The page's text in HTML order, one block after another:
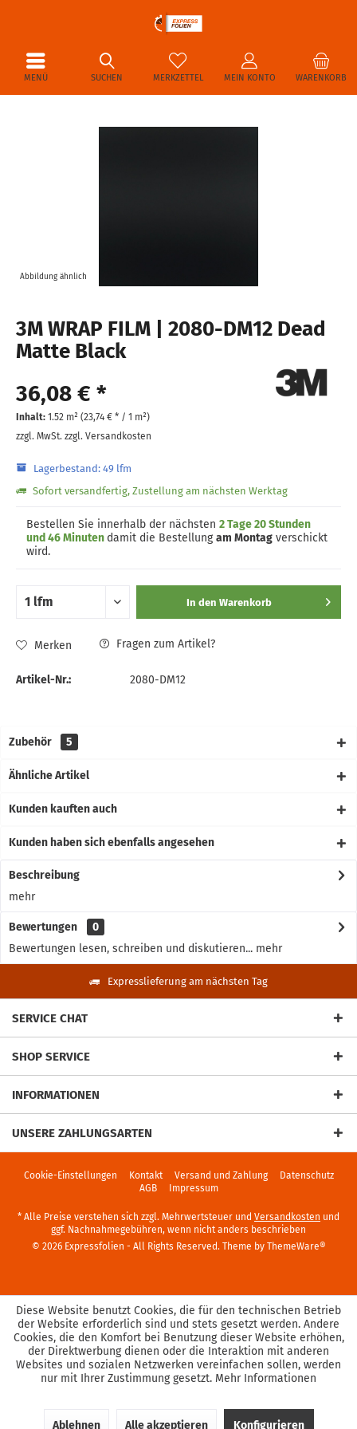
MENÜ WARENKORB
MERKZETTEL MEIN KONTO
SUCHEN
Abbildung ähnlich
3M WRAP FILM | 2080-DM12 Dead
Matte Black
36,08 € *
Inhalt: 1.52 m² (23,74 € * / 1 m²)
zzgl. MwSt. zzgl. Versandkosten
Lagerbestand: 49 lfm
Sofort versandfertig, Zustellung am nächsten Werktag
Bestellen Sie innerhalb der nächsten 2 Tage 20 Stunden
und 46 Minuten damit die Bestellungam Montag verschickt
wird.
In den Warenkorb
Merken Fragen zum Artikel?
Artikel-Nr.: 2080-DM12
Zubehör 5
Ähnliche Artikel
Kunden kauften auch
Kunden haben sich ebenfalls angesehen
Beschreibung
mehr
Bewertungen
0
Bewertungen lesen, schreiben und diskutieren... mehr
Expresslieferung am nächsten Tag
SERVICE CHAT
SHOP SERVICE
INFORMATIONEN
UNSERE ZAHLUNGSARTEN
Cookie-Einstellungen Kontakt Versand und Zahlung
Datenschutz
AGB
Impressum
* Alle Preise verstehen sich zzgl. Mehrwertsteuer und Versandkosten und
ggf. Nachnahmegebühren, wenn nicht anders beschrieben
© 2026 Expressfolien - All Rights Reserved. Theme by ThemeWare®
Diese Website benutzt Cookies, die für den technischen Betrieb
der Website erforderlich sind und stets gesetzt werden. Andere
Cookies, die den Komfort bei Benutzung dieser Website erhöhen,
der Direktwerbung dienen oder die Interaktion mit anderen
Websites und sozialen Netzwerken vereinfachen sollen, werden
nur mit Ihrer Zustimmung gesetzt. Mehr Informationen
Ablehnen Alle akzeptieren Konfigurieren